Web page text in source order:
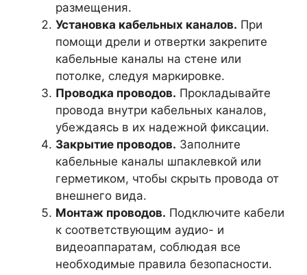
размещения.
Установка кабельных каналов. При
помощи дрели и отвертки закрепите
кабельные каналы на стене или
потолке, следуя маркировке.
Проводка проводов. Прокладывайте
провода внутри кабельных каналов,
убеждаясь в их надежной фиксации.
Закрытие проводов. Заполните
кабельные каналы шпаклевкой или
герметиком, чтобы скрыть провода от
внешнего вида.
Монтаж проводов. Подключите кабели
к соответствующим аудио- и
видеоаппаратам, соблюдая все
необходимые правила безопасности.